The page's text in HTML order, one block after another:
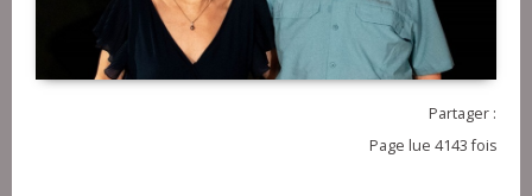
Partager :
Page lue 4143 fois